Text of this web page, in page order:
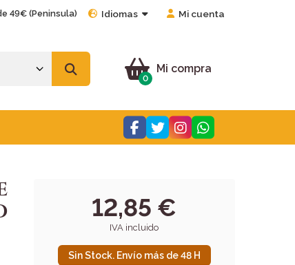
49€ (Peninsula) Idiomas Mi cuenta
Mi compra
0
12,85 €
IVA incluido
Sin Stock. Envío más de 48 H